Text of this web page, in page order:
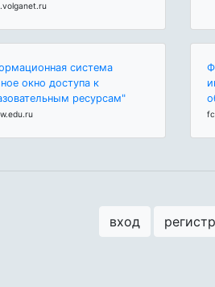
система
окно доступа к
ресурсам"
вход